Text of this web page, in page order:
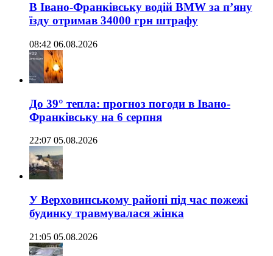
В Івано-Франківську водій BMW за п’яну
їзду отримав 34000 грн штрафу
08:42 06.08.2026
До 39° тепла: прогноз погоди в Івано-
Франківську на 6 серпня
22:07 05.08.2026
У Верховинському районі під час пожежі
будинку травмувалася жінка
21:05 05.08.2026